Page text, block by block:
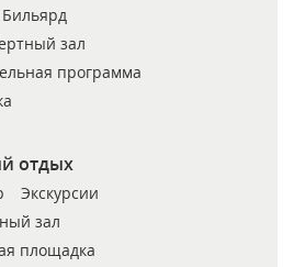
Бильярд
зал
программа
отдых
Экскурсии
зал
площадка